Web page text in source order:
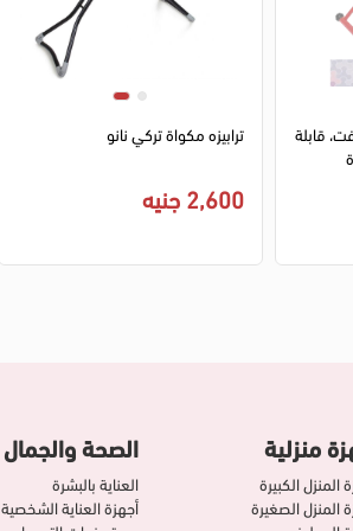
ترابيزه مكواة تركي نانو
2,600 جنيه
قابلة
1
منزلية
المنزل الكبيرة
المنزل الصغيرة
الصحة والجمال
العناية بالبشرة
أجهزة العناية الشخصية